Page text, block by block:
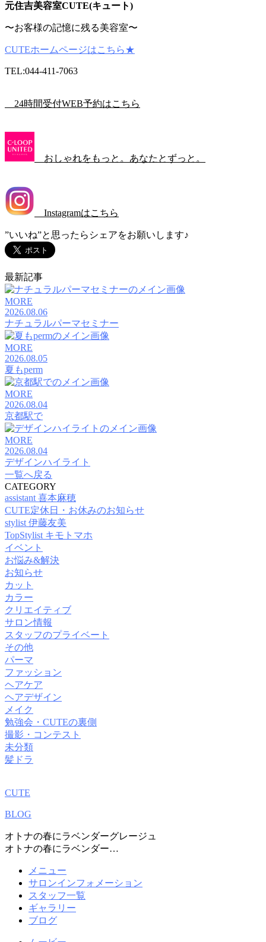
元住吉美容室CUTE(キュート)
〜お客様の記憶に残る美容室〜
CUTEホームページはこちら★
TEL:044-411-7063
24時間受付WEB予約はこちら
おしゃれをもっと。あなたとずっと。
Instagramはこちら
”いいね”と思ったらシェアをお願いします♪
最新記事
MORE
2026.08.06
ナチュラルパーマセミナー
MORE
2026.08.05
夏もperm
MORE
2026.08.04
京都駅で
MORE
2026.08.04
デザインハイライト
一覧へ戻る
CATEGORY
assistant 喜本麻穂
CUTE定休日・お休みのお知らせ
stylist 伊藤友美
TopStylist キモトマホ
イベント
お悩み&解決
お知らせ
カット
カラー
クリエイティブ
サロン情報
スタッフのプライベート
その他
パーマ
ファッション
ヘアケア
ヘアデザイン
メイク
勉強会・CUTEの裏側
撮影・コンテスト
未分類
髪ドラ
CUTE
BLOG
オトナの春にラベンダーグレージュ
オトナの春にラベンダー…
メニュー
サロンインフォメーション
スタッフ一覧
ギャラリー
ブログ